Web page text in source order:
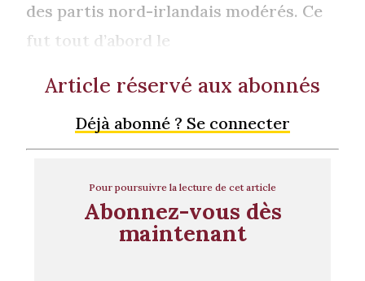
des partis nord-irlandais modérés. Ce
fut tout d’abord le
Article réservé aux abonnés
Déjà abonné ? Se connecter
Pour poursuivre la lecture de cet article
Abonnez-vous dès
maintenant